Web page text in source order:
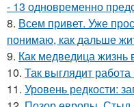
- 13 одновременно
8. Всем привет. Уже
понимаю, как дальше
9. Как медведица жизнь
10. Так выглядит
11. Уровень редкости: